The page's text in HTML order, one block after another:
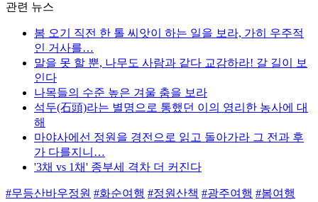
관련 뉴스
봄 오기 직전 한 톨 씨앗이 하는 일을 보라, 가히 우주적
인 거사를…
말을 못 할 뿐, 나무도 사람과 같다 교감하라! 갈 길이 보
인다
나목들의 수준 높은 겨울 춤을 보라
석두(石頭)라는 별명으로 통했던 이의 영리한 농사에 대
해
마야사에선 정원을 경전으로 읽고 돌아가라 그 전과 후
가 다를지니…
'3채 vs 1채' 종부세 격차 더 커진다
#무등산바우정원 #화순여행 #정원산책 #광주여행 #봄여행